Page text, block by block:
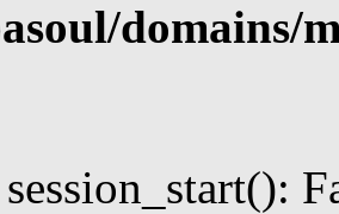
domains/